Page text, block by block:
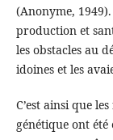
(Anonyme, 1949).
production et
les obstacles au
idoines et les
C’est ainsi que
génétique ont